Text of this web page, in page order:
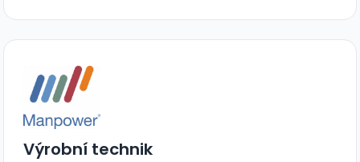
Výrobní technik